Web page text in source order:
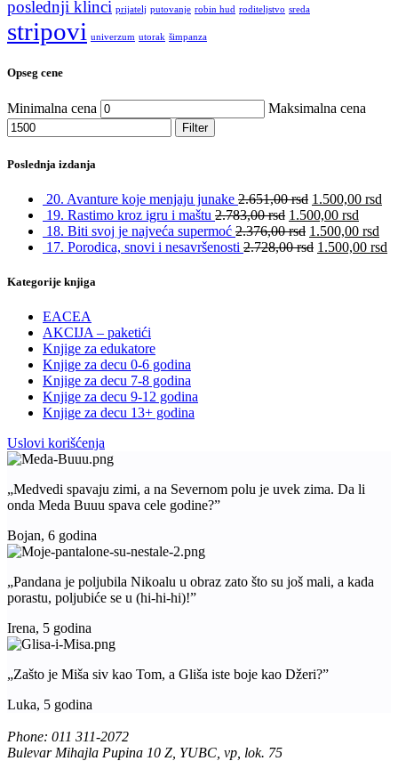
poslednji klinci prijatelj putovanje robin hud roditeljstvo sreda
stripovi univerzum utorak šimpanza
Opseg cene
Minimalna cena Maksimalna cena
Filter
Poslednja izdanja
20. Avanture koje menjaju junake 2.651,00rsd 1.500,00 rsd
19. Rastimo kroz igru i maštu 2.783,00rsd 1.500,00 rsd
18. Biti svoj je najveća supermoć 2.376,00rsd 1.500,00 rsd
17. Porodica, snovi i nesavršenosti 2.728,00rsd 1.500,00 rsd
Kategorije knjiga
EACEA
AKCIJA – paketići
Knjige za edukatore
Knjige za decu 0-6 godina
Knjige za decu 7-8 godina
Knjige za decu 9-12 godina
Knjige za decu 13+ godina
Uslovi korišćenja
„Medvedi spavaju zimi, a na Severnom polu je uvek zima. Da li
onda Meda Buuu spava cele godine?”
Bojan, 6 godina
„Pandana je poljubila Nikoalu u obraz zato što su još mali, a kada
porastu, poljubiće se u (hi-hi-hi)!”
Irena, 5 godina
„Zašto je Miša siv kao Tom, a Gliša iste boje kao Džeri?”
Luka, 5 godina
Phone: 011 311-2072
Bulevar Mihajla Pupina 10 Z, YUBC, vp, lok. 75